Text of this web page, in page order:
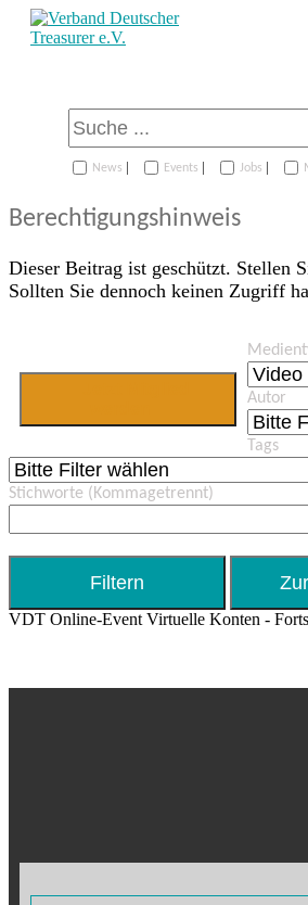
News | Events | Jobs |
Berechtigungshinweis
Dieser Beitrag ist geschützt. Stellen
Sollten Sie dennoch keinen Zugriff
Autor
Tags
Stichworte (Kommagetrennt)
VDT Online-Event Virtuelle Konten -